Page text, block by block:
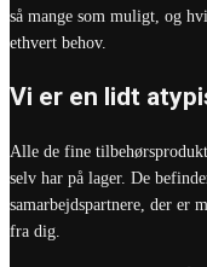
så mange som muligt, og
ethvert behov.
Vi er en lidt
Alle de fine
selv har på lager. De
samarbejdspartnere, der er
fra dig.